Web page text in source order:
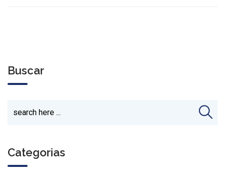
Buscar
Categorias